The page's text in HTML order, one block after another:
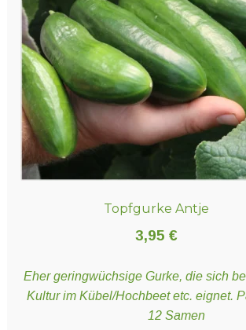
Topfgurke Antje
3,95 €
Eher geringwüchsige Gurke, die sich
Kultur im Kübel/Hochbeet etc. eignet.
12 Samen